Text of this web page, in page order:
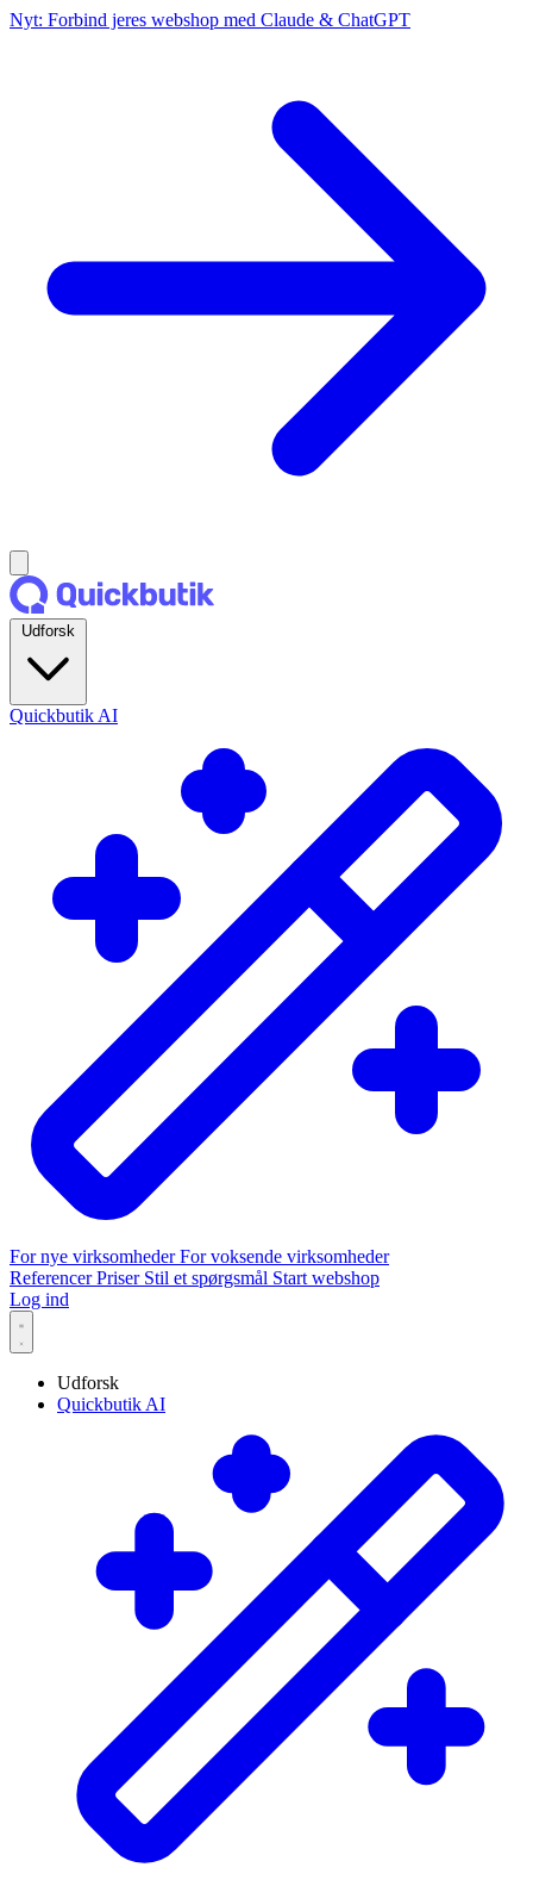
Nyt: Forbind jeres webshop med Claude & ChatGPT
Quickbutik AI
For nye virksomhederFor voksende virksomheder
ReferencerPriser Stil et spørgsmål Start webshop
Log ind
Udforsk
Quickbutik AI